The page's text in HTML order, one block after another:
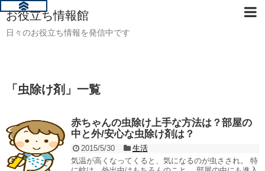
お役立ち情報館
日々のお役立ち情報を発信中です
「 虫除け剤 」 一覧
赤ちゃんの虫除け上手な方法は？部屋の
中と外/安心な虫除け剤は？
2015/5/30
生活
気温が高くなってくると、気になるのが虫さされ。 特